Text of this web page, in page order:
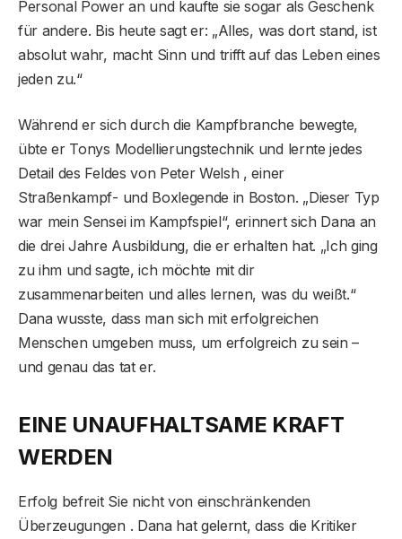
Personal Power an und kaufte sie sogar als Geschenk
für andere. Bis heute sagt er: „Alles, was dort stand, ist
absolut wahr, macht Sinn und trifft auf das Leben eines
jeden zu.“
Während er sich durch die Kampfbranche bewegte,
übte er Tonys Modellierungstechnik und lernte jedes
Detail des Feldes von Peter Welsh , einer
Straßenkampf- und Boxlegende in Boston. „Dieser Typ
war mein Sensei im Kampfspiel“, erinnert sich Dana an
die drei Jahre Ausbildung, die er erhalten hat. „Ich ging
zu ihm und sagte, ich möchte mit dir
zusammenarbeiten und alles lernen, was du weißt.“
Dana wusste, dass man sich mit erfolgreichen
Menschen umgeben muss, um erfolgreich zu sein –
und genau das tat er.
EINE UNAUFHALTSAME KRAFT
WERDEN
Erfolg befreit Sie nicht von einschränkenden
Überzeugungen . Dana hat gelernt, dass die Kritiker